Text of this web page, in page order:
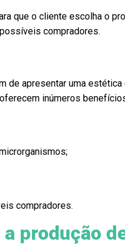
que o cliente escolha o
compradores.
de apresentar uma
inúmeros
compradores.
produção